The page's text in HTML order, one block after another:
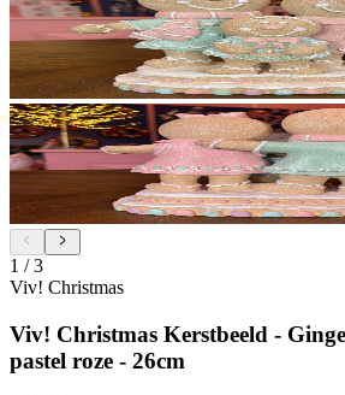
1 /3
Viv! Christmas
Viv! Christmas Kerstbeeld -
pastel roze - 26cm